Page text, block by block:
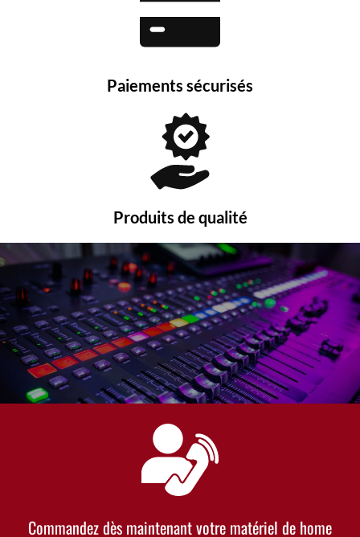
Paiements sécurisés
Produits de qualité
Commandez dès maintenant votre matériel de home